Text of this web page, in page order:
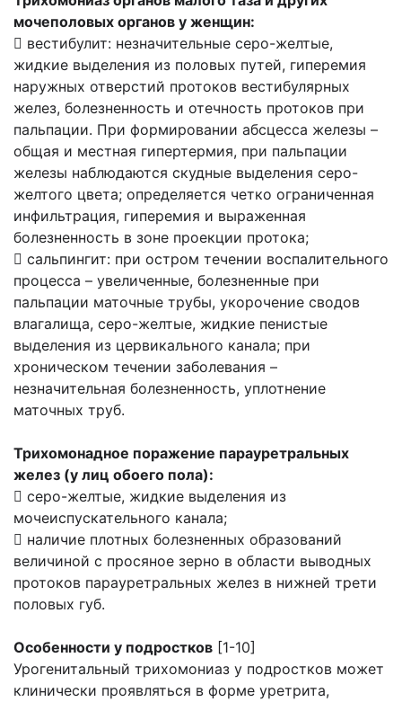
мочеполовых органов у женщин:
 вестибулит: незначительные серо-желтые,
жидкие выделения из половых путей, гиперемия
наружных отверстий протоков вестибулярных
желез, болезненность и отечность протоков при
пальпации. При формировании абсцесса железы –
общая и местная гипертермия, при пальпации
железы наблюдаются скудные выделения серо-
желтого цвета; определяется четко ограниченная
инфильтрация, гиперемия и выраженная
болезненность в зоне проекции протока;
 сальпингит: при остром течении воспалительного
процесса – увеличенные, болезненные при
пальпации маточные трубы, укорочение сводов
влагалища, серо-желтые, жидкие пенистые
выделения из цервикального канала; при
хроническом течении заболевания –
незначительная болезненность, уплотнение
маточных труб.
Трихомонадное поражение парауретральных
желез (у лиц обоего пола):
 серо-желтые, жидкие выделения из
мочеиспускательного канала;
 наличие плотных болезненных образований
величиной с просяное зерно в области выводных
протоков парауретральных желез в нижней трети
половых губ.
Особенности у подростков [1-10]
Урогенитальный трихомониаз у подростков может
клинически проявляться в форме уретрита,